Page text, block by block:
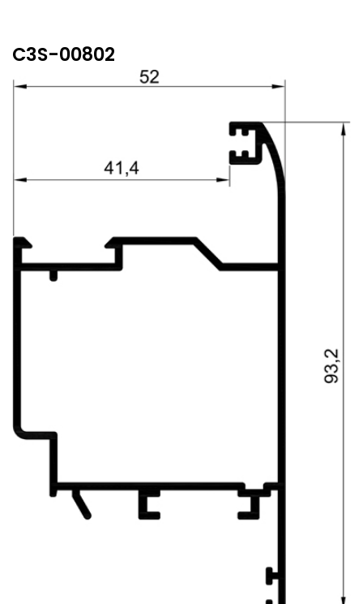
C3S-00802